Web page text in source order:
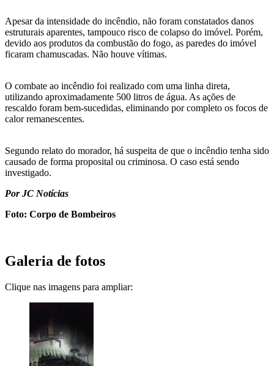
Apesar da intensidade do incêndio, não foram constatados danos
estruturais aparentes, tampouco risco de colapso do imóvel. Porém,
devido aos produtos da combustão do fogo, as paredes do imóvel
ficaram chamuscadas. Não houve vítimas.
O combate ao incêndio foi realizado com uma linha direta,
utilizando aproximadamente 500 litros de água. As ações de
rescaldo foram bem-sucedidas, eliminando por completo os focos de
calor remanescentes.
Segundo relato do morador, há suspeita de que o incêndio tenha sido
causado de forma proposital ou criminosa. O caso está sendo
investigado.
Por JC Notícias
Foto: Corpo de Bombeiros
Galeria de fotos
Clique nas imagens para ampliar: